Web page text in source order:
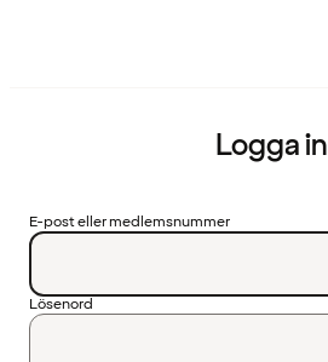
Logga in
E-post eller medlemsnummer
Lösenord